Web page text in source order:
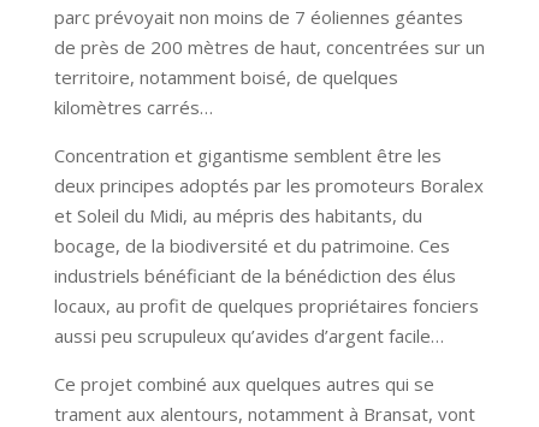
parc prévoyait non moins de 7 éoliennes géantes
de près de 200 mètres de haut, concentrées sur un
territoire, notamment boisé, de quelques
kilomètres carrés…
Concentration et gigantisme semblent être les
deux principes adoptés par les promoteurs Boralex
et Soleil du Midi, au mépris des habitants, du
bocage, de la biodiversité et du patrimoine. Ces
industriels bénéficiant de la bénédiction des élus
locaux, au profit de quelques propriétaires fonciers
aussi peu scrupuleux qu’avides d’argent facile…
Ce projet combiné aux quelques autres qui se
trament aux alentours, notamment à Bransat, vont